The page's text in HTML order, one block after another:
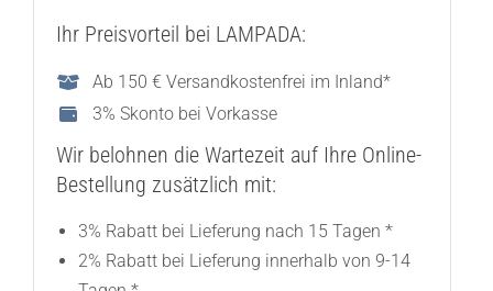
Ihr Preisvorteil bei LAMPADA:
Ab 150 € Versandkostenfrei im Inland*
3% Skonto bei Vorkasse
Wir belohnen die Wartezeit auf Ihre Online-
Bestellung zusätzlich mit:
3% Rabatt bei Lieferung nach 15 Tagen *
2% Rabatt bei Lieferung innerhalb von 9-14